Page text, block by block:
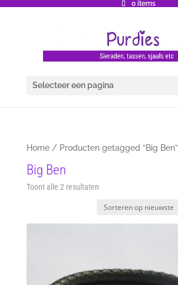
0 items
Selecteer een pagina
Home/ Producten getagged “Big Ben”
Big Ben
Toont alle 2 resultatenGesorteerd
nieuwste